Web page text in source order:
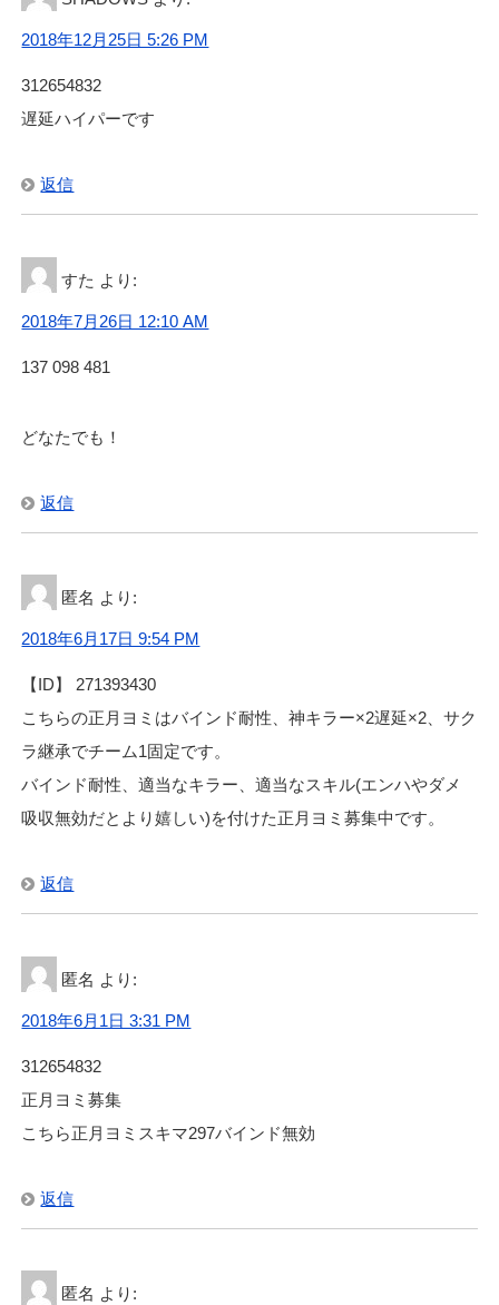
2018年12月25日 5:26 PM
312654832
遅延ハイパーです
返信
すた より:
2018年7月26日 12:10 AM
137 098 481
どなたでも！
返信
匿名 より:
2018年6月17日 9:54 PM
【ID】 271393430
こちらの正月ヨミはバインド耐性、神キラー×2遅延×2、サク
ラ継承でチーム1固定です。
バインド耐性、適当なキラー、適当なスキル(エンハやダメ
吸収無効だとより嬉しい)を付けた正月ヨミ募集中です。
返信
匿名 より:
2018年6月1日 3:31 PM
312654832
正月ヨミ募集
こちら正月ヨミスキマ297バインド無効
返信
匿名 より: